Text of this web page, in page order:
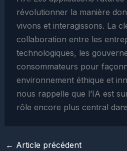
révolutionner la manière
vivons et interagissons. La
collaboration entre les
technologiques, les
consommateurs pour
environnement éthique et
nous rappelle que l’IA est
rôle encore plus central
← Article précédent